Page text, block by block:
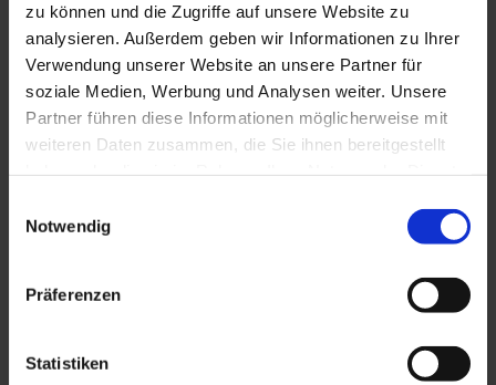
zu können und die Zugriffe auf unsere Website zu
analysieren. Außerdem geben wir Informationen zu Ihrer
Verwendung unserer Website an unsere Partner für
soziale Medien, Werbung und Analysen weiter. Unsere
Partner führen diese Informationen möglicherweise mit
weiteren Daten zusammen, die Sie ihnen bereitgestellt
Cookies, wenn Sie unsere Webseite weiterhin nutzen.
Notwendig
Präferenzen
Statistiken
WSL 50/15